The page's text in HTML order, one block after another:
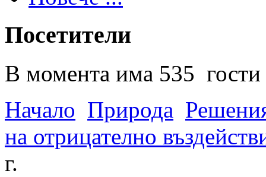
Посетители
В момента има 535 гости
Начало Природа
на отрицателно
г.